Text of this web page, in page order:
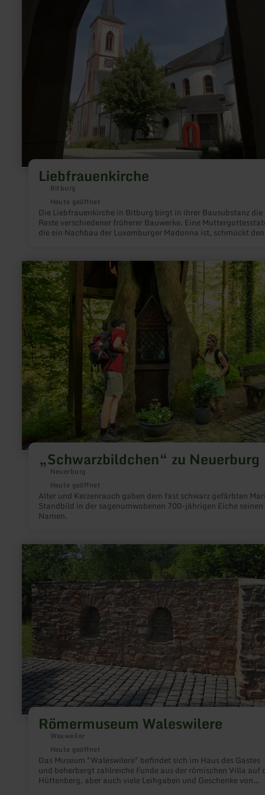
Liebfrauenkirche
Bitburg
Heute geöffnet
Die Liebfrauenkirche in Bitburg birgt in ihrer Bausubstanz die
Reste verschiedener früherer Bauwerke. Eine
die ein Nachbau der Luxemburger Madonna ist, schmückt den
„Schwarzbildchen“ zu Neuerburg
Neuerburg
Heute geöffnet
Alter und Kerzenrauch gaben dem fast schwarz gefärbten
Standbild in der sagenumwobenen 700-jährigen Eiche seinen
Namen.
mehr
erfahren
zu:
„Schwarzbildchen“
zu
Neuerburg
Römermuseum Waleswilere
Waxweiler
Heute geöffnet
Das Museum "Waleswilere" befindet sich im Haus des Gastes
und beherbergt zahlreiche Funde aus der römischen Villa auf
Hüttenberg, aber auch viele Leihgaben und Geschenke von
mehr
erfahren
zu:
Römermuseum
Waleswilere